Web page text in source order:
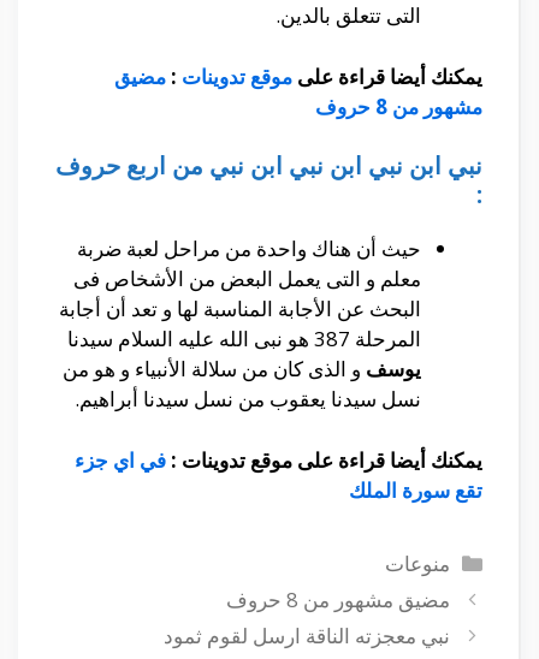
التى تتعلق بالدين.
يمكنك أيضا قراءة على موقع تدوينات : مضيق
مشهور من 8 حروف
نبي ابن نبي ابن نبي ابن نبي من اربع حروف
:
حيث أن هناك واحدة من مراحل لعبة ضربة
معلم و التى يعمل البعض من الأشخاص فى
البحث عن الأجابة المناسبة لها و تعد أن أجابة
المرحلة 387 هو نبى الله عليه السلام سيدنا
يوسف و الذى كان من سلالة الأنبياء و هو من
نسل سيدنا يعقوب من نسل سيدنا أبراهيم.
يمكنك أيضا قراءة على موقع تدوينات : في اي جزء
تقع سورة الملك
التصنيفات
منوعات
مضيق مشهور من 8 حروف
نبي معجزته الناقة ارسل لقوم ثمود